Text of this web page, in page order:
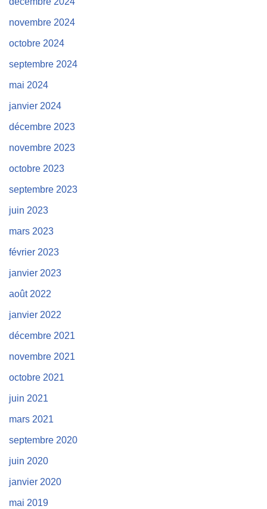
novembre 2024
octobre 2024
septembre 2024
mai 2024
janvier 2024
décembre 2023
novembre 2023
octobre 2023
septembre 2023
juin 2023
mars 2023
février 2023
janvier 2023
août 2022
janvier 2022
décembre 2021
novembre 2021
octobre 2021
juin 2021
mars 2021
septembre 2020
juin 2020
janvier 2020
mai 2019